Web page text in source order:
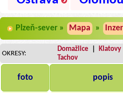
Plzeň-sever » Mapa »
OKRESY:
Domažlice Klatovy
Tachov
foto popis